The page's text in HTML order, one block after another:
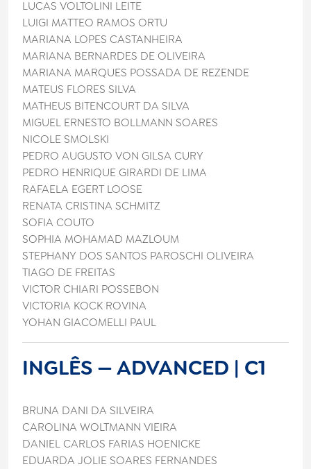
LUCAS VOLTOLINI LEITE
LUIGI MATTEO RAMOS ORTU
MARIANA LOPES CASTANHEIRA
MARIANA BERNARDES DE OLIVEIRA
MARIANA MARQUES POSSADA DE REZENDE
MATEUS FLORES SILVA
MATHEUS BITENCOURT DA SILVA
MIGUEL ERNESTO BOLLMANN SOARES
NICOLE SMOLSKI
PEDRO AUGUSTO VON GILSA CURY
PEDRO HENRIQUE GIRARDI DE LIMA
RAFAELA EGERT LOOSE
RENATA CRISTINA SCHMITZ
SOFIA COUTO
SOPHIA MOHAMAD MAZLOUM
STEPHANY DOS SANTOS PAROSCHI OLIVEIRA
TIAGO DE FREITAS
VICTOR CHIARI POSSEBON
VICTORIA KOCK ROVINA
YOHAN GIACOMELLI PAUL
INGLÊS — ADVANCED | C1
BRUNA DANI DA SILVEIRA
CAROLINA WOLTMANN VIEIRA
DANIEL CARLOS FARIAS HOENICKE
EDUARDA JOLIE SOARES FERNANDES